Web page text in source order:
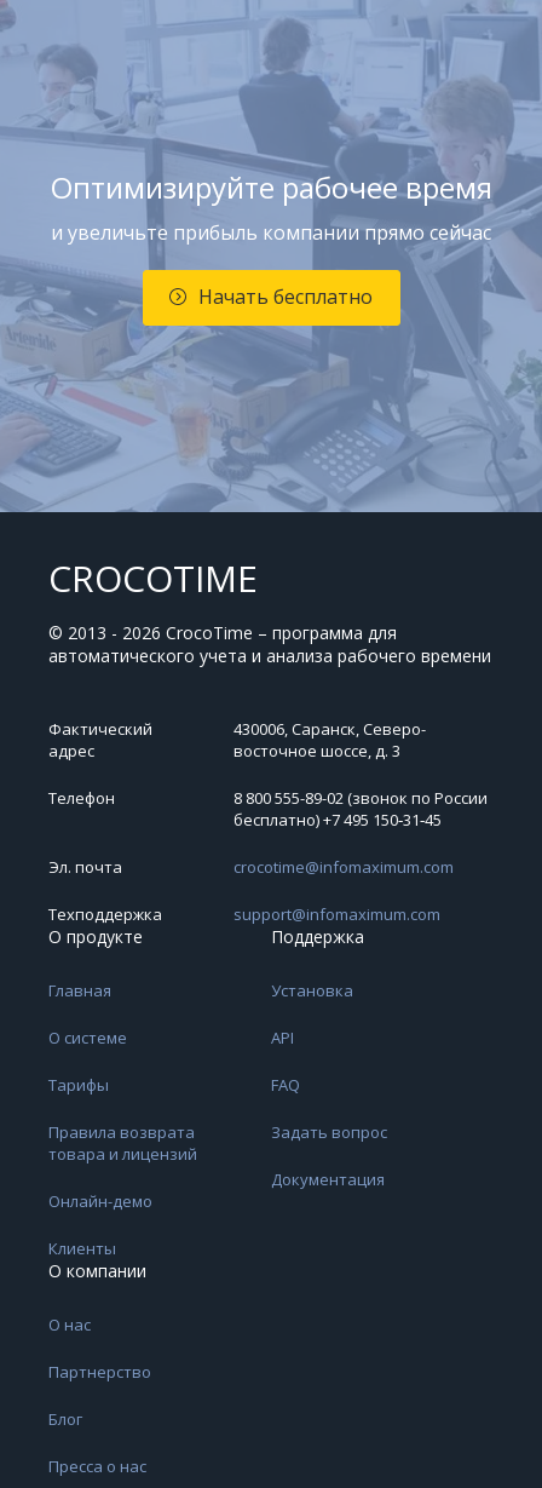
Оптимизируйте рабочее время
и увеличьте прибыль компании прямо сейчас
Начать бесплатно
CROCOTIME
© 2013 - 2026 CrocoTime – программа для
автоматического учета и анализа рабочего времени
Фактический
адрес
430006, Саранск, Северо-
восточное шоссе, д. 3
Телефон
8 800 555-89-02 (звонок по России
бесплатно) +7 495 150‑31‑45
Эл. почта crocotime@infomaximum.com
Техподдержка support@infomaximum.com
О продукте
Главная
О системе
Тарифы
Правила возврата
товара и лицензий
Онлайн-демо
Клиенты
Поддержка
Установка
API
FAQ
Задать вопрос
Документация
О компании
О нас
Партнерство
Блог
Пресса о нас